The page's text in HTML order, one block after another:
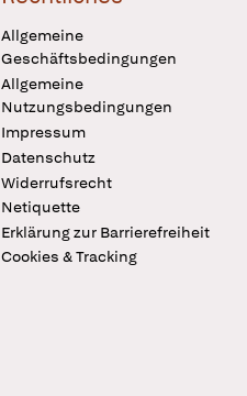
Allgemeine
Geschäftsbedingungen
Allgemeine
Nutzungsbedingungen
Impressum
Datenschutz
Widerrufsrecht
Netiquette
Erklärung zur Barrierefreiheit
Cookies & Tracking